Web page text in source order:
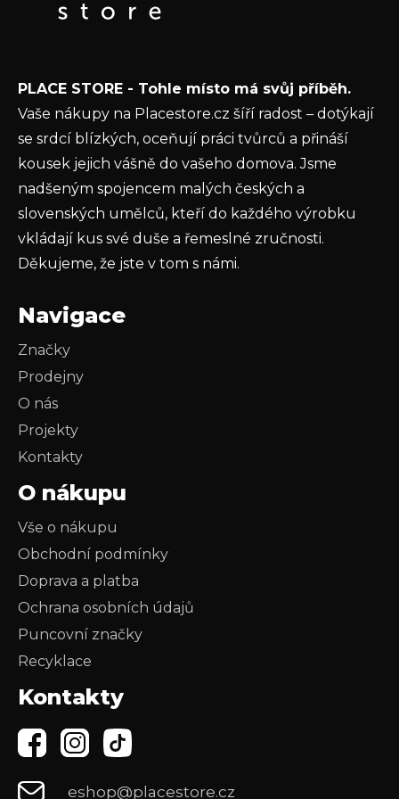
ochrany osobních údajů
PŘIHLÁSIT SE
PLACE STORE - Tohle místo má svůj příběh.
Vaše nákupy na Placestore.cz šíří radost – dotýkají
se srdcí blízkých, oceňují práci tvůrců a přináší
kousek jejich vášně do vašeho domova. Jsme
nadšeným spojencem malých českých a
slovenských umělců, kteří do každého výrobku
vkládají kus své duše a řemeslné zručnosti.
Děkujeme, že jste v tom s námi.
Navigace
Značky
Prodejny
O nás
Projekty
Kontakty
O nákupu
Vše o nákupu
Obchodní podmínky
Doprava a platba
Ochrana osobních údajů
Puncovní značky
Recyklace
Kontakty
eshop@placestore.cz